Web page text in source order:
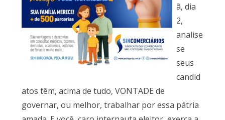
ã, dia
2,
analise
se
seus
candid
atos têm, acima de tudo, VONTADE de
governar, ou melhor, trabalhar por essa pátria